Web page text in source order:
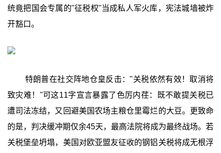
统竟把国会专属的"征税权"当成私人军火库，宪法城墙被炸
开豁口。
特朗普在社交阵地仓皇反击："关税依然有效！取消将
致灾难！"可这11字宣言暴露了色厉内荏：既不敢提关税已
遭司法冻结，又回避美国农场主粮仓里霉烂的大豆。更致命
的是，判决缓冲期仅余45天，最高法院将成为最终战场。若
关税堡垒坍塌，美国对欧亚盟友征收的钢铝关税将成无根浮